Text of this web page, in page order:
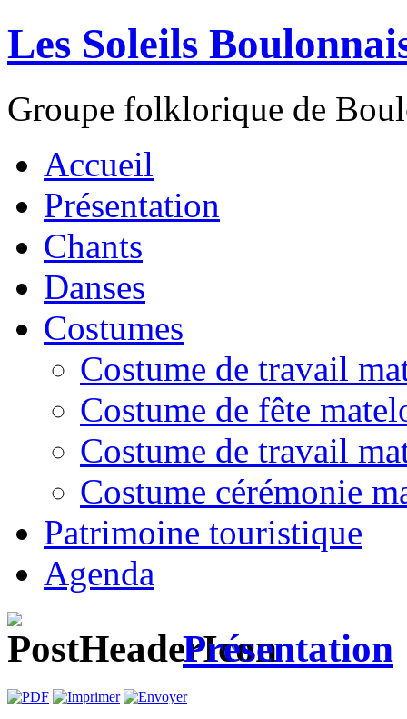
Les Soleils
Groupe folklorique de
Accueil
Présentation
Chants
Danses
Costumes
Costume de travail
Costume de fête
Costume de travail
Costume cérémonie
Patrimoine touristique
Agenda
Présentation